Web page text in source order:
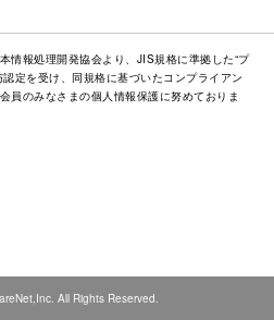
情報処理開発協会より、JIS規格に準拠した“プ
定を受け、同規格に基づいたコンプライアン
員のみなさまの個人情報保護に努めておりま
All Rights Reserved.